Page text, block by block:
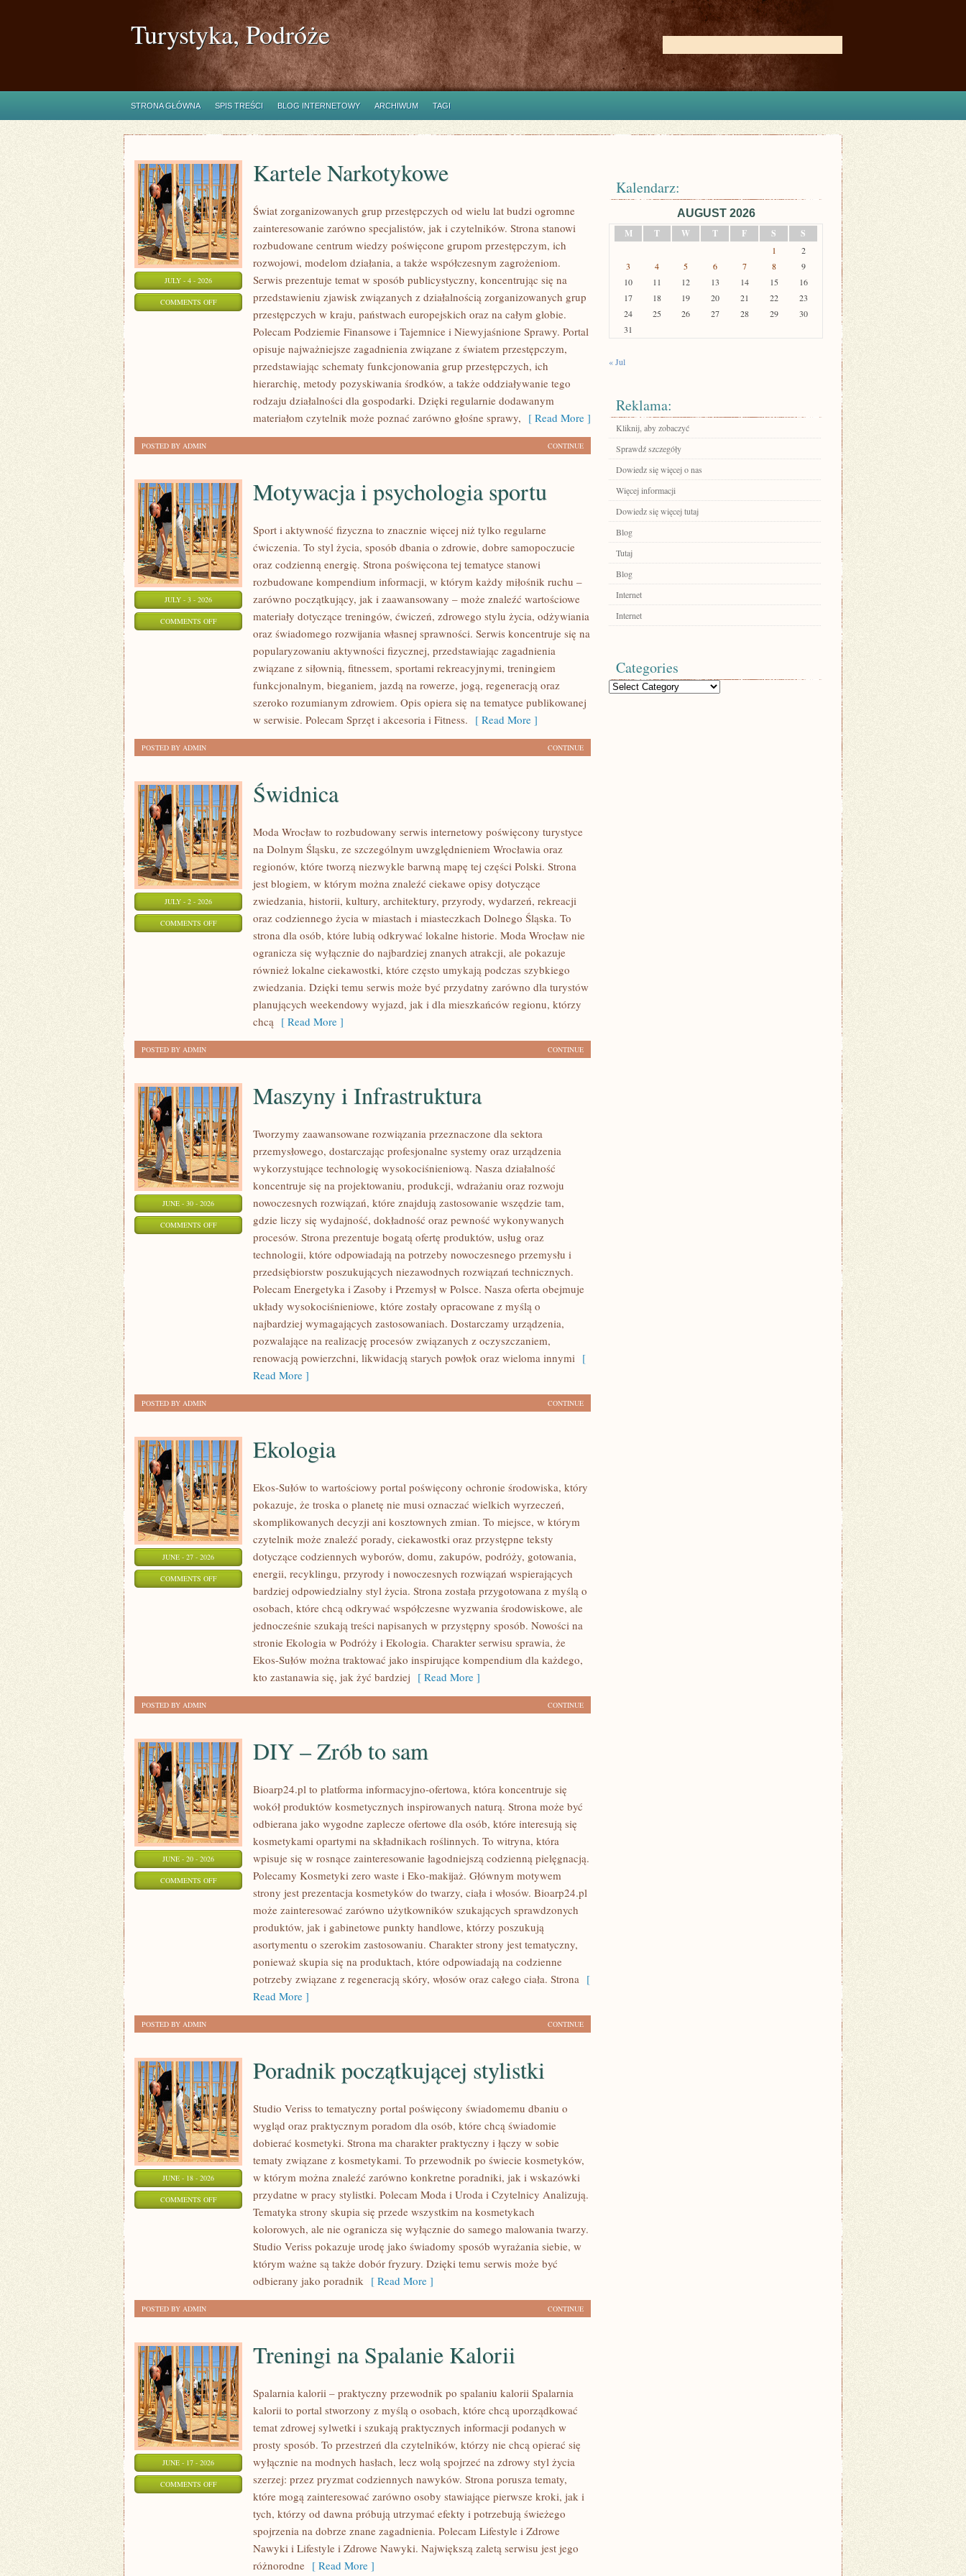
Turystyka, Podróże
STRONA GŁÓWNA SPIS TREŚCI BLOG INTERNETOWY ARCHIWUM TAGI
JULY - 4 - 2026
COMMENTS OFFON
NARKOTYKOWE
Kartele Narkotykowe
Świat zorganizowanych grup przestępczych od wielu lat budzi ogromne
zainteresowanie zarówno specjalistów, jak i czytelników. Strona stanowi
rozbudowane centrum wiedzy poświęcone grupom przestępczym, ich
rozwojowi, modelom działania, a także współczesnym zagrożeniom.
Serwis prezentuje temat w sposób publicystyczny, koncentrując się na
przedstawieniu zjawisk związanych z działalnością zorganizowanych grup
przestępczych w kraju, państwach europejskich oraz na całym globie.
Polecam Podziemie Finansowe i Tajemnice i Niewyjaśnione Sprawy. Portal
opisuje najważniejsze zagadnienia związane z światem przestępczym,
przedstawiając schematy funkcjonowania grup przestępczych, ich
hierarchię, metody pozyskiwania środków, a także oddziaływanie tego
rodzaju działalności dla gospodarki. Dzięki regularnie dodawanym
materiałom czytelnik może poznać zarówno głośne sprawy, [ Read More ]
CONTINUE
POSTED BY ADMIN
JULY - 3 - 2026
COMMENTS OFFON
MOTYWACJA
PSYCHOLOGIA
Motywacja i psychologia sportu
Sport i aktywność fizyczna to znacznie więcej niż tylko regularne
ćwiczenia. To styl życia, sposób dbania o zdrowie, dobre samopoczucie
oraz codzienną energię. Strona poświęcona tej tematyce stanowi
rozbudowane kompendium informacji, w którym każdy miłośnik ruchu –
zarówno początkujący, jak i zaawansowany – może znaleźć wartościowe
materiały dotyczące treningów, ćwiczeń, zdrowego stylu życia, odżywiania
oraz świadomego rozwijania własnej sprawności. Serwis koncentruje się na
popularyzowaniu aktywności fizycznej, przedstawiając zagadnienia
związane z siłownią, fitnessem, sportami rekreacyjnymi, treningiem
funkcjonalnym, bieganiem, jazdą na rowerze, jogą, regeneracją oraz
szeroko rozumianym zdrowiem. Opis opiera się na tematyce publikowanej
w serwisie. Polecam Sprzęt i akcesoria i Fitness. [ Read More ]
CONTINUE
POSTED BY ADMIN
JULY - 2 - 2026
COMMENTS OFFON
Świdnica
Moda Wrocław to rozbudowany serwis internetowy poświęcony turystyce
na Dolnym Śląsku, ze szczególnym uwzględnieniem Wrocławia oraz
regionów, które tworzą niezwykle barwną mapę tej części Polski. Strona
jest blogiem, w którym można znaleźć ciekawe opisy dotyczące
zwiedzania, historii, kultury, architektury, przyrody, wydarzeń, rekreacji
oraz codziennego życia w miastach i miasteczkach Dolnego Śląska. To
strona dla osób, które lubią odkrywać lokalne historie. Moda Wrocław nie
ogranicza się wyłącznie do najbardziej znanych atrakcji, ale pokazuje
również lokalne ciekawostki, które często umykają podczas szybkiego
zwiedzania. Dzięki temu serwis może być przydatny zarówno dla turystów
planujących weekendowy wyjazd, jak i dla mieszkańców regionu, którzy
chcą [ Read More ]
CONTINUE
POSTED BY ADMIN
JUNE - 30 - 2026
COMMENTS OFFON
INFRASTRUKTURA
Maszyny i Infrastruktura
Tworzymy zaawansowane rozwiązania przeznaczone dla sektora
przemysłowego, dostarczając profesjonalne systemy oraz urządzenia
wykorzystujące technologię wysokociśnieniową. Nasza działalność
koncentruje się na projektowaniu, produkcji, wdrażaniu oraz rozwoju
nowoczesnych rozwiązań, które znajdują zastosowanie wszędzie tam,
gdzie liczy się wydajność, dokładność oraz pewność wykonywanych
procesów. Strona prezentuje bogatą ofertę produktów, usług oraz
technologii, które odpowiadają na potrzeby nowoczesnego przemysłu i
przedsiębiorstw poszukujących niezawodnych rozwiązań technicznych.
Polecam Energetyka i Zasoby i Przemysł w Polsce. Nasza oferta obejmuje
układy wysokociśnieniowe, które zostały opracowane z myślą o
najbardziej wymagających zastosowaniach. Dostarczamy urządzenia,
pozwalające na realizację procesów związanych z oczyszczaniem,
renowacją powierzchni, likwidacją starych powłok oraz wieloma innymi [
Read More ]
CONTINUE
POSTED BY ADMIN
JUNE - 27 - 2026
COMMENTS OFFON
Ekologia
Ekos-Sułów to wartościowy portal poświęcony ochronie środowiska, który
pokazuje, że troska o planetę nie musi oznaczać wielkich wyrzeczeń,
skomplikowanych decyzji ani kosztownych zmian. To miejsce, w którym
czytelnik może znaleźć porady, ciekawostki oraz przystępne teksty
dotyczące codziennych wyborów, domu, zakupów, podróży, gotowania,
energii, recyklingu, przyrody i nowoczesnych rozwiązań wspierających
bardziej odpowiedzialny styl życia. Strona została przygotowana z myślą o
osobach, które chcą odkrywać współczesne wyzwania środowiskowe, ale
jednocześnie szukają treści napisanych w przystępny sposób. Nowości na
stronie Ekologia w Podróży i Ekologia. Charakter serwisu sprawia, że
Ekos-Sułów można traktować jako inspirujące kompendium dla każdego,
kto zastanawia się, jak żyć bardziej [ Read More ]
CONTINUE
POSTED BY ADMIN
JUNE - 20 - 2026
COMMENTS OFFON
DIY – Zrób to sam
Bioarp24.pl to platforma informacyjno-ofertowa, która koncentruje się
wokół produktów kosmetycznych inspirowanych naturą. Strona może być
odbierana jako wygodne zaplecze ofertowe dla osób, które interesują się
kosmetykami opartymi na składnikach roślinnych. To witryna, która
wpisuje się w rosnące zainteresowanie łagodniejszą codzienną pielęgnacją.
Polecamy Kosmetyki zero waste i Eko-makijaż. Głównym motywem
strony jest prezentacja kosmetyków do twarzy, ciała i włosów. Bioarp24.pl
może zainteresować zarówno użytkowników szukających sprawdzonych
produktów, jak i gabinetowe punkty handlowe, którzy poszukują
asortymentu o szerokim zastosowaniu. Charakter strony jest tematyczny,
ponieważ skupia się na produktach, które odpowiadają na codzienne
potrzeby związane z regeneracją skóry, włosów oraz całego ciała. Strona [
Read More ]
CONTINUE
POSTED BY ADMIN
JUNE - 18 - 2026
COMMENTS OFFON
POCZĄTKUJĄCEJ
Poradnik początkującej stylistki
Studio Veriss to tematyczny portal poświęcony świadomemu dbaniu o
wygląd oraz praktycznym poradom dla osób, które chcą świadomie
dobierać kosmetyki. Strona ma charakter praktyczny i łączy w sobie
tematy związane z kosmetykami. To przewodnik po świecie kosmetyków,
w którym można znaleźć zarówno konkretne poradniki, jak i wskazówki
przydatne w pracy stylistki. Polecam Moda i Uroda i Czytelnicy Analizują.
Tematyka strony skupia się przede wszystkim na kosmetykach
kolorowych, ale nie ogranicza się wyłącznie do samego malowania twarzy.
Studio Veriss pokazuje urodę jako świadomy sposób wyrażania siebie, w
którym ważne są także dobór fryzury. Dzięki temu serwis może być
odbierany jako poradnik [ Read More ]
CONTINUE
POSTED BY ADMIN
JUNE - 17 - 2026
COMMENTS OFFON
Treningi na Spalanie Kalorii
Spalarnia kalorii – praktyczny przewodnik po spalaniu kalorii Spalarnia
kalorii to portal stworzony z myślą o osobach, które chcą uporządkować
temat zdrowej sylwetki i szukają praktycznych informacji podanych w
prosty sposób. To przestrzeń dla czytelników, którzy nie chcą opierać się
wyłącznie na modnych hasłach, lecz wolą spojrzeć na zdrowy styl życia
szerzej: przez pryzmat codziennych nawyków. Strona porusza tematy,
które mogą zainteresować zarówno osoby stawiające pierwsze kroki, jak i
tych, którzy od dawna próbują utrzymać efekty i potrzebują świeżego
spojrzenia na dobrze znane zagadnienia. Polecam Lifestyle i Zdrowe
Nawyki i Lifestyle i Zdrowe Nawyki. Największą zaletą serwisu jest jego
różnorodne [ Read More ]
Kalendarz:
AUGUST 2026
M
T W T F S S
1
2
3
4 5 6 7 8
9
10
11 12 13 14 15
16
17
18 19 20 21 22
23
24
25 26 27 28 29
30
31
« Jul
Reklama:
Kliknij, aby zobaczyć
Sprawdź szczegóły
Dowiedz się więcej o nas
Więcej informacji
Dowiedz się więcej tutaj
Blog
Tutaj
Blog
Internet
Internet
Categories
Categories